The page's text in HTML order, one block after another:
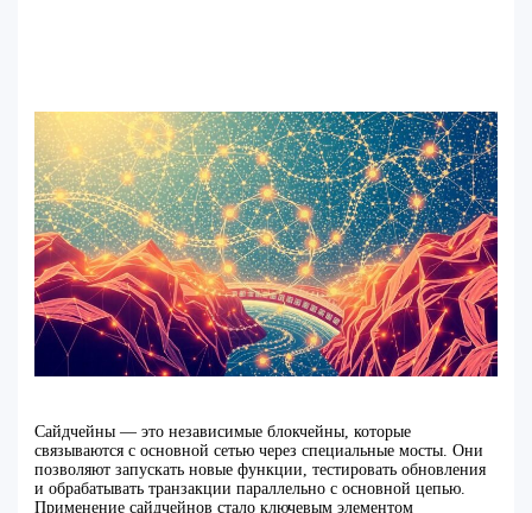
Сайдчейны — это независимые блокчейны, которые
связываются с основной сетью через специальные мосты. Они
позволяют запускать новые функции, тестировать обновления
и обрабатывать транзакции параллельно с основной цепью.
Применение сайдчейнов стало ключевым элементом